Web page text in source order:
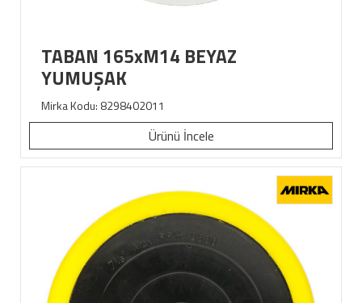
TABAN 165xM14 BEYAZ
YUMUŞAK
Mirka Kodu: 8298402011
Ürünü İncele